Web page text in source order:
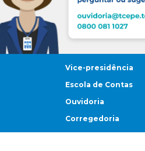
Vice-presidência
Escola de Contas
Ouvidoria
Corregedoria